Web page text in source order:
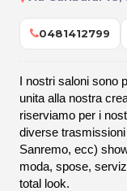
0481412799
I nostri saloni sono
unita alla nostra
riserviamo per i
diverse
Sanremo, ecc)
moda, spose,
total look.